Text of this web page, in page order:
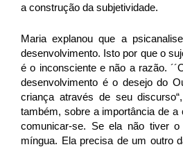
a construção da subjetividade.
Maria explanou que a
desenvolvimento. Isto por que o
é o inconsciente e não a razão.
desenvolvimento é o desejo do
criança através de seu
também, sobre a importância de a
comunicar-se. Se ela não tiver
míngua. Ela precisa de um outro